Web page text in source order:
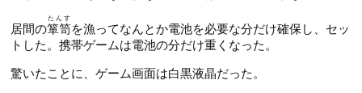
居間の箪笥
たんす
を漁ってなんとか電池を必要な分だけ確保し、セッ
トした。携帯ゲームは電池の分だけ重くなった。
驚いたことに、ゲーム画面は白黒液晶だった。